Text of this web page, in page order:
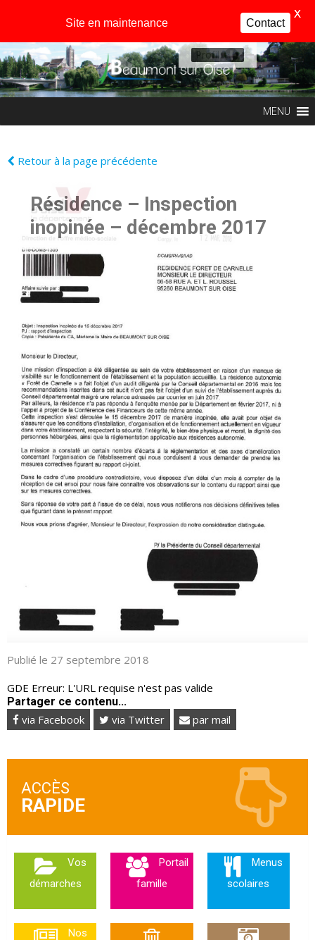
Profil
MENU
Retour à la page précédente
Résidence – Inspection
inopinée – décembre 2017
Publié le 27 septembre 2018
GDE Erreur: L'URL requise n'est pas valide
Partager ce contenu...
via Facebook via Twitter par mail
ACCÈS
Vos
démarches
Portail
famille
Menus
scolaires
Nos
Site en maintenance Contact
X